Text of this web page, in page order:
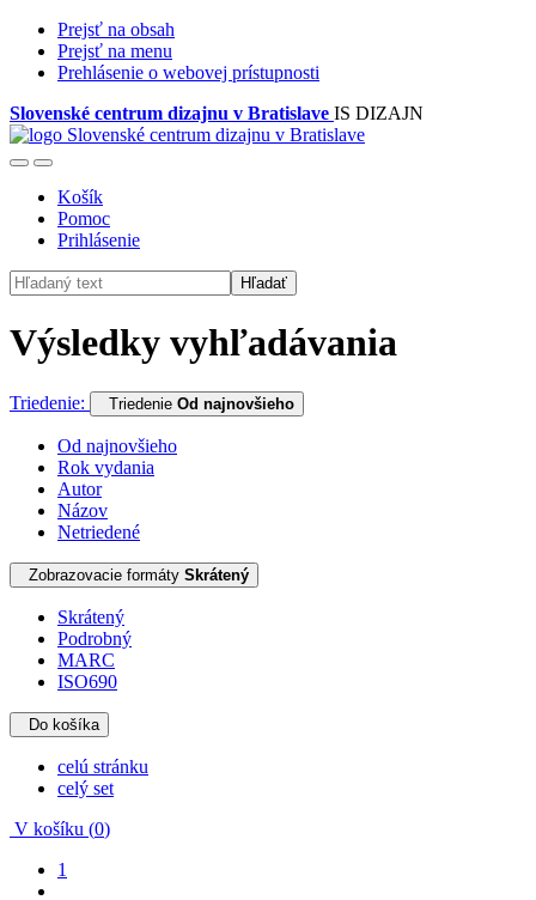
Prejsť na obsah
Prejsť na menu
Prehlásenie o webovej prístupnosti
Slovenské centrum dizajnu v Bratislave IS DIZAJN
Košík
Pomoc
Prihlásenie
Hľadať
Výsledky vyhľadávania
Triedenie: Triedenie Od najnovšieho
Od najnovšieho
Rok vydania
Autor
Názov
Netriedené
Zobrazovacie formáty Skrátený
Skrátený
Podrobný
MARC
ISO690
Do košíka
celú stránku
celý set
V košíku (0)
1